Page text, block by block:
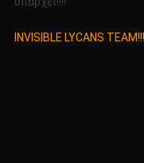
INVISIBLE LYCANS TEAM!!!